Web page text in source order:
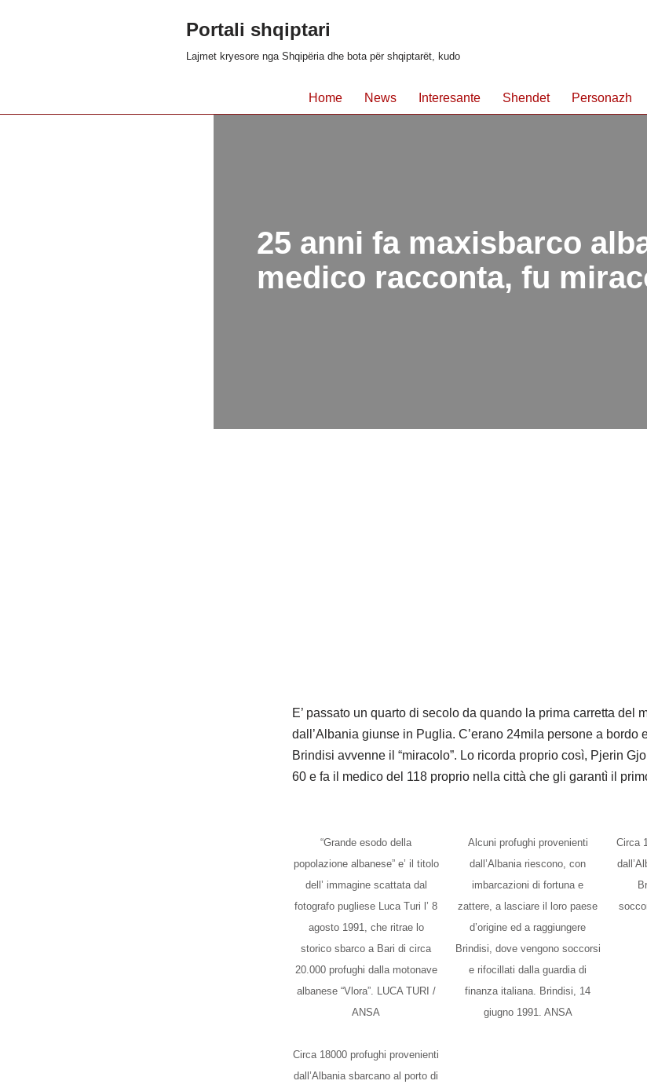
Portali shqiptari
Lajmet kryesore nga Shqipëria dhe bota për shqiptarët, kudo
Home News Interesante Shendet Personazh
25 anni fa maxisbarco
medico racconta, fu
E’ passato un quarto di secolo da quando la prima carretta del
dall’Albania giunse in Puglia. C’erano 24mila persone a bordo
Brindisi avvenne il “miracolo”. Lo ricorda proprio così, Pjerin
60 e fa il medico del 118 proprio nella città che gli garantì il
“Grande esodo della
popolazione albanese” e’ il titolo
dell’ immagine scattata dal
fotografo pugliese Luca Turi l’ 8
agosto 1991, che ritrae lo
storico sbarco a Bari di circa
20.000 profughi dalla motonave
albanese “Vlora”. LUCA TURI /
ANSA
Alcuni profughi provenienti
dall’Albania riescono, con
imbarcazioni di fortuna e
zattere, a lasciare il loro paese
d’origine ed a raggiungere
Brindisi, dove vengono soccorsi
e rifocillati dalla guardia di
finanza italiana. Brindisi, 14
giugno 1991. ANSA
Circa
Circa 18000 profughi provenienti
dall’Albania sbarcano al porto di